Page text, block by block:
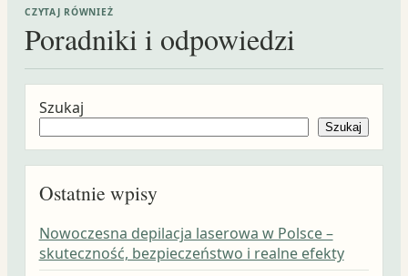
CZYTAJ RÓWNIEŻ
Poradniki i odpowiedzi
Szukaj
Szukaj
Ostatnie wpisy
Nowoczesna depilacja laserowa w Polsce –
skuteczność, bezpieczeństwo i realne efekty